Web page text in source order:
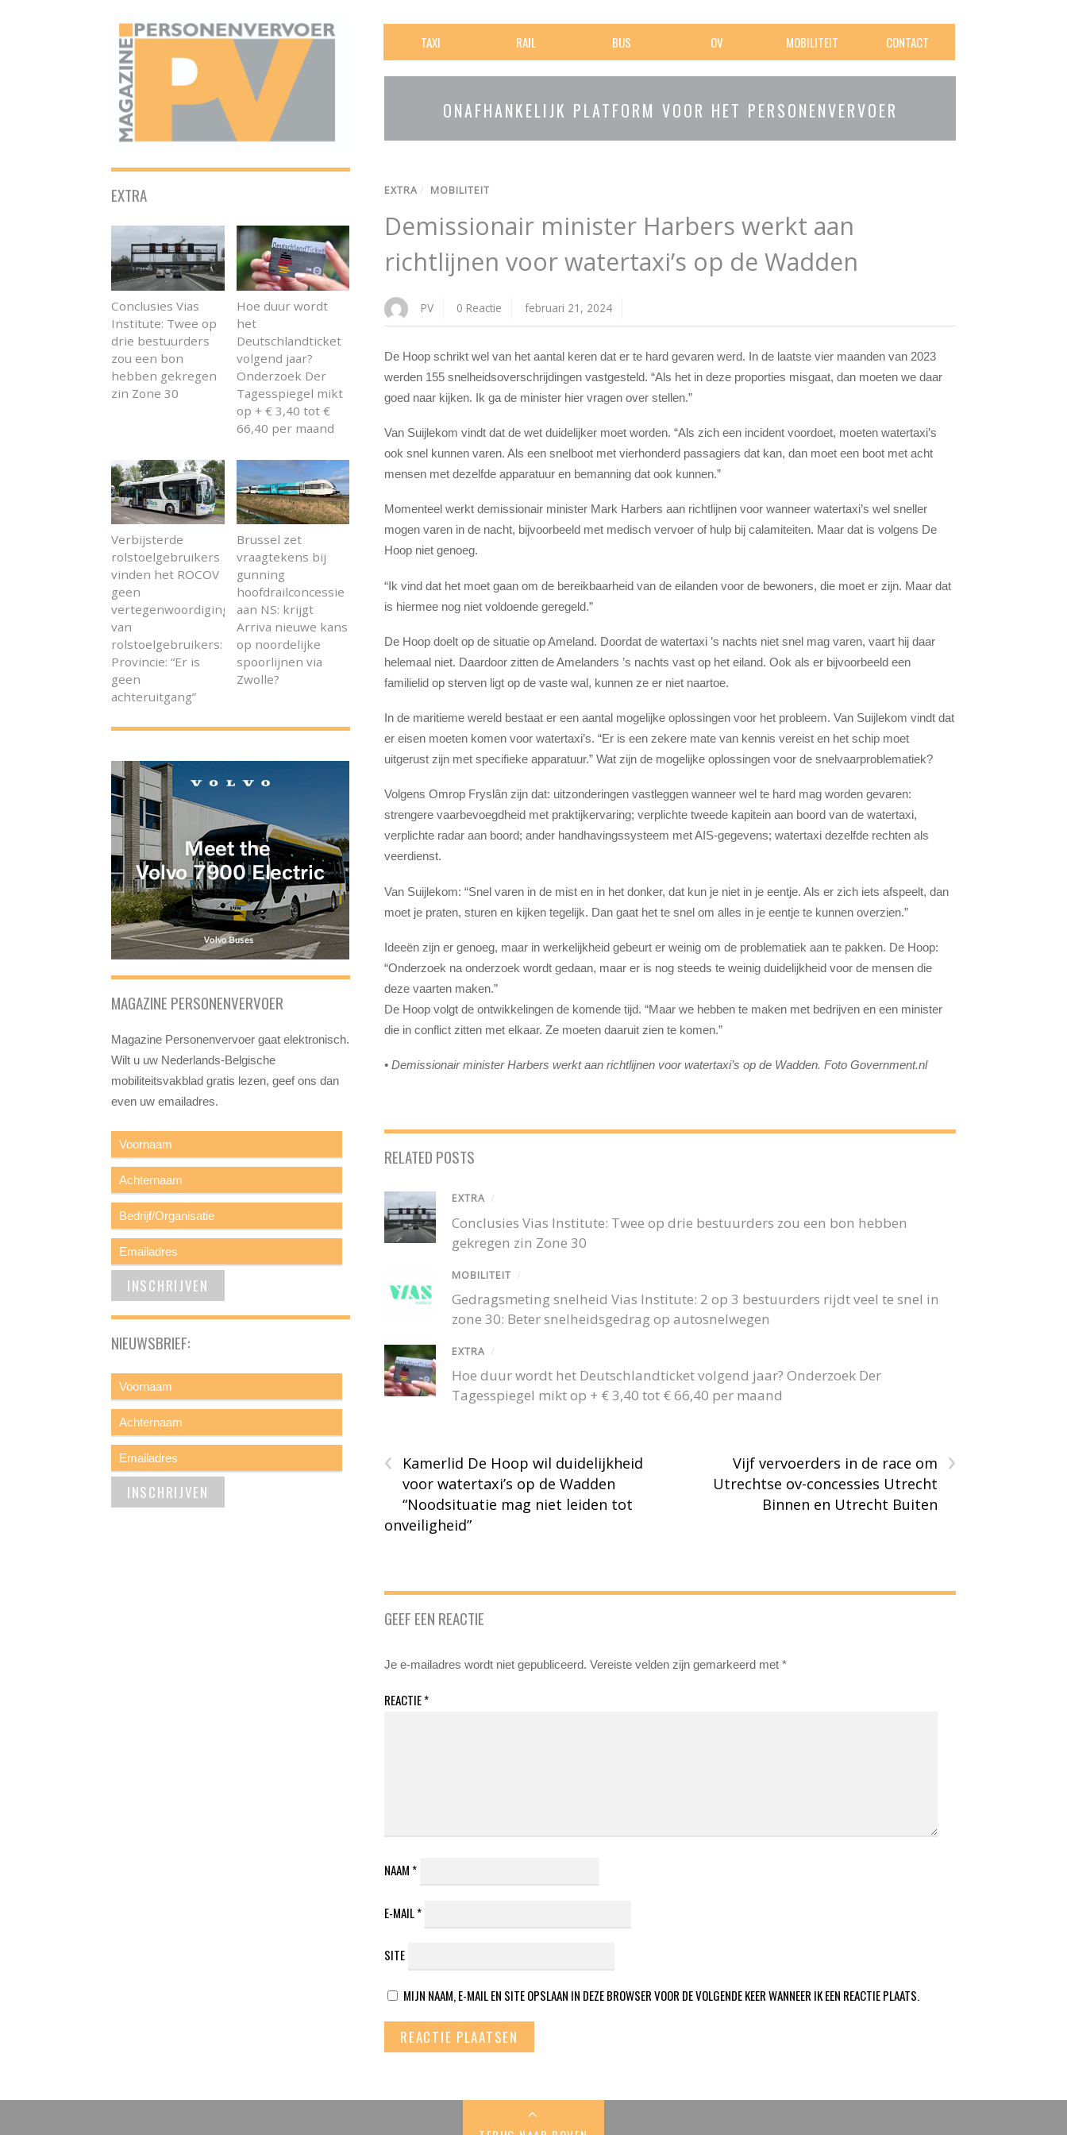
TAXI RAIL BUS OV MOBILITEIT CONTACT
ONAFHANKELIJK PLATFORM VOOR HET PERSONENVERVOER
EXTRA / MOBILITEIT
Demissionair minister Harbers werkt aan
richtlijnen voor watertaxi’s op de Wadden
PV 0 Reactie februari 21, 2024
De Hoop schrikt wel van het aantal keren dat er te hard gevaren werd. In de laatste vier maanden van 2023
werden 155 snelheidsoverschrijdingen vastgesteld. “Als het in deze proporties misgaat, dan moeten we daar
goed naar kijken. Ik ga de minister hier vragen over stellen.”
Van Suijlekom vindt dat de wet duidelijker moet worden. “Als zich een incident voordoet, moeten watertaxi’s
ook snel kunnen varen. Als een snelboot met vierhonderd passagiers dat kan, dan moet een boot met acht
mensen met dezelfde apparatuur en bemanning dat ook kunnen.”
Momenteel werkt demissionair minister Mark Harbers aan richtlijnen voor wanneer watertaxi’s wel sneller
mogen varen in de nacht, bijvoorbeeld met medisch vervoer of hulp bij calamiteiten. Maar dat is volgens De
Hoop niet genoeg.
“Ik vind dat het moet gaan om de bereikbaarheid van de eilanden voor de bewoners, die moet er zijn. Maar dat
is hiermee nog niet voldoende geregeld.”
De Hoop doelt op de situatie op Ameland. Doordat de watertaxi ’s nachts niet snel mag varen, vaart hij daar
helemaal niet. Daardoor zitten de Amelanders ’s nachts vast op het eiland. Ook als er bijvoorbeeld een
familielid op sterven ligt op de vaste wal, kunnen ze er niet naartoe.
In de maritieme wereld bestaat er een aantal mogelijke oplossingen voor het probleem. Van Suijlekom vindt dat
er eisen moeten komen voor watertaxi’s. “Er is een zekere mate van kennis vereist en het schip moet
uitgerust zijn met specifieke apparatuur.” Wat zijn de mogelijke oplossingen voor de snelvaarproblematiek?
Volgens Omrop Fryslân zijn dat: uitzonderingen vastleggen wanneer wel te hard mag worden gevaren:
strengere vaarbevoegdheid met praktijkervaring; verplichte tweede kapitein aan boord van de watertaxi,
verplichte radar aan boord; ander handhavingssysteem met AIS-gegevens; watertaxi dezelfde rechten als
veerdienst.
Van Suijlekom: “Snel varen in de mist en in het donker, dat kun je niet in je eentje. Als er zich iets afspeelt, dan
moet je praten, sturen en kijken tegelijk. Dan gaat het te snel om alles in je eentje te kunnen overzien.”
Ideeën zijn er genoeg, maar in werkelijkheid gebeurt er weinig om de problematiek aan te pakken. De Hoop:
“Onderzoek na onderzoek wordt gedaan, maar er is nog steeds te weinig duidelijkheid voor de mensen die
deze vaarten maken.”
De Hoop volgt de ontwikkelingen de komende tijd. “Maar we hebben te maken met bedrijven en een minister
die in conflict zitten met elkaar. Ze moeten daaruit zien te komen.”
• Demissionair minister Harbers werkt aan richtlijnen voor watertaxi’s op de Wadden. Foto Government.nl
RELATED POSTS
EXTRA /
Conclusies Vias Institute: Twee op drie bestuurders zou een bon hebben
gekregen zin Zone 30
MOBILITEIT /
Gedragsmeting snelheid Vias Institute: 2 op 3 bestuurders rijdt veel te snel in
zone 30: Beter snelheidsgedrag op autosnelwegen
EXTRA /
Hoe duur wordt het Deutschlandticket volgend jaar? Onderzoek Der
Tagesspiegel mikt op + € 3,40 tot € 66,40 per maand
‹
Kamerlid De Hoop wil duidelijkheid
voor watertaxi’s op de Wadden
“Noodsituatie mag niet leiden tot
onveiligheid”
›
Vijf vervoerders in de race om
Utrechtse ov-concessies Utrecht
Binnen en Utrecht Buiten
GEEF EEN REACTIE
Je e-mailadres wordt niet gepubliceerd. Vereiste velden zijn gemarkeerd met*
REACTIE*
NAAM *
E-MAIL*
SITE
MIJN NAAM, E-MAIL EN SITE OPSLAAN IN DEZE BROWSER VOOR DE VOLGENDE KEER WANNEER IK EEN REACTIE PLAATS.
EXTRA
Conclusies Vias
Institute: Twee op
drie bestuurders
zou een bon
hebben gekregen
zin Zone 30
Hoe duur wordt
het
Deutschlandticket
volgend jaar?
Onderzoek Der
Tagesspiegel mikt
op + € 3,40 tot €
66,40 per maand
Verbijsterde
rolstoelgebruikers
vinden het ROCOV
geen
vertegenwoordiging
van
rolstoelgebruikers:
Provincie: “Er is
geen
achteruitgang”
Brussel zet
vraagtekens bij
gunning
hoofdrailconcessie
aan NS: krijgt
Arriva nieuwe kans
op noordelijke
spoorlijnen via
Zwolle?
MAGAZINE PERSONENVERVOER
Magazine Personenvervoer gaat elektronisch.
Wilt u uw Nederlands-Belgische
mobiliteitsvakblad gratis lezen, geef ons dan
even uw emailadres.
NIEUWSBRIEF: